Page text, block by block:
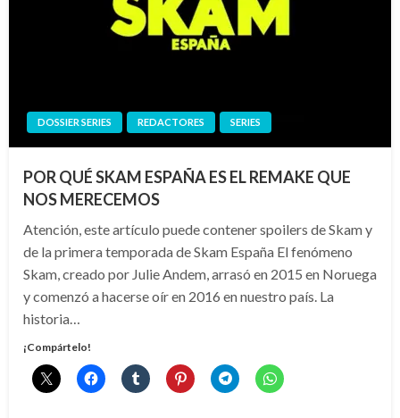
DOSSIER SERIES REDACTORES SERIES
POR QUÉ SKAM ESPAÑA ES EL REMAKE QUE
NOS MERECEMOS
Atención, este artículo puede contener spoilers de Skam y
de la primera temporada de Skam España El fenómeno
Skam, creado por Julie Andem, arrasó en 2015 en Noruega
y comenzó a hacerse oír en 2016 en nuestro país. La
historia…
¡Compártelo!